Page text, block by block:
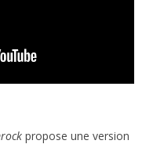
propose une version